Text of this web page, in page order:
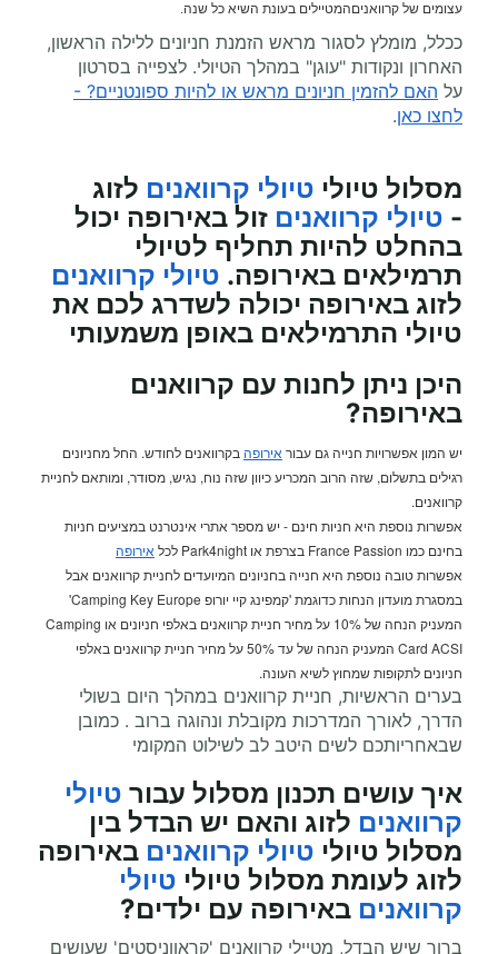
עצומים של קרוואניםהמטיילים בעונת השיא כל שנה.
ככלל, מומלץ לסגור מראש הזמנת חניונים ללילה הראשון,
האחרון ונקודות "עוגן" במהלך הטיולי. לצפייה בסרטון
על האם להזמין חניונים מראש או להיות ספונטניים? -
לחצו כאן.
מסלול טיולי טיולי קרוואנים לזוג
- טיולי קרוואנים זול באירופה יכול
בהחלט להיות תחליף לטיולי
תרמילאים באירופה. טיולי קרוואנים
לזוג באירופה יכולה לשדרג לכם את
טיולי התרמילאים באופן משמעותי
היכן ניתן לחנות עם קרוואנים
באירופה?
יש המון אפשרויות חנייה גם עבור אירופה בקרוואנים לחודש. החל מחניונים
רגילים בתשלום, שזה הרוב המכריע כיוון שזה נוח, נגיש, מסודר, ומותאם לחניית
קרוואנים.
אפשרות נוספת היא חניות חינם - יש מספר אתרי אינטרנט במציעים חניות
בחינם כמו France Passion בצרפת או Park4night לכל
אירופה
אפשרות טובה נוספת היא חנייה בחניונים המיועדים לחניית קרוואנים אבל
במסגרת מועדון הנחות כדוגמת 'קמפינג קיי יורופ Camping Key Europe'
המעניק הנחה של 10% על מחיר חניית קרוואנים באלפי חניונים או Camping
Card ACSI המעניק הנחה של עד 50% על מחיר חניית קרוואנים באלפי
חניונים לתקופות שמחוץ לשיא העונה.
בערים הראשיות, חניית קרוואנים במהלך היום בשולי
הדרך, לאורך המדרכות מקובלת ונהוגה ברוב . כמובן
שבאחריותכם לשים היטב לב לשילוט המקומי
איך עושים תכנון מסלול עבור טיולי
קרוואנים לזוג והאם יש הבדל בין
מסלול טיולי טיולי קרוואנים באירופה
לזוג לעומת מסלול טיולי טיולי
קרוואנים באירופה עם ילדים?
ברור שיש הבדל, מטיילי קרוואנים 'קראווניסטים' שעושים